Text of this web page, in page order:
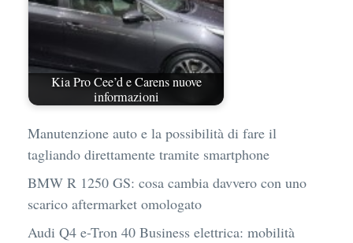
Kia Pro Cee’d e Carens nuove
informazioni
Manutenzione auto e la possibilità di fare il
tagliando direttamente tramite smartphone
BMW R 1250 GS: cosa cambia davvero con uno
scarico aftermarket omologato
Audi Q4 e-Tron 40 Business elettrica: mobilità